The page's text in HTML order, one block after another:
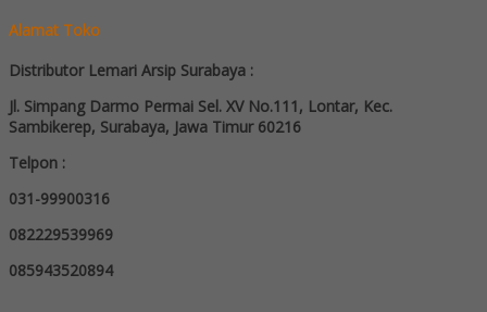
Alamat Toko
Distributor Lemari Arsip Surabaya :
Jl. Simpang Darmo Permai Sel. XV No.111, Lontar, Kec.
Sambikerep, Surabaya, Jawa Timur 60216
Telpon :
031-99900316
082229539969
085943520894